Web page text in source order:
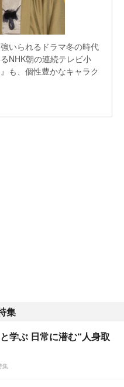
いられるドラマ冬の時代
NHK朝の連続テレビ小
も、個性豊かなキャラク
集
学ぶ 日常に潜む“人身取
集